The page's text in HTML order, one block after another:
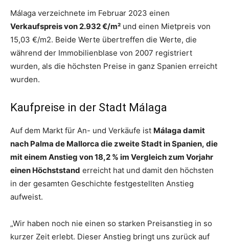
Málaga verzeichnete im Februar 2023 einen
Verkaufspreis von 2.932 €/m² und einen Mietpreis von
15,03 €/m2. Beide Werte übertreffen die Werte, die
während der Immobilienblase von 2007 registriert
wurden, als die höchsten Preise in ganz Spanien erreicht
wurden.
Kaufpreise in der Stadt Málaga
Auf dem Markt für An- und Verkäufe ist Málaga damit
nach Palma de Mallorca die zweite Stadt in Spanien, die
mit einem Anstieg von 18,2 % im Vergleich zum Vorjahr
einen Höchststand erreicht hat und damit den höchsten
in der gesamten Geschichte festgestellten Anstieg
aufweist.
„Wir haben noch nie einen so starken Preisanstieg in so
kurzer Zeit erlebt. Dieser Anstieg bringt uns zurück auf